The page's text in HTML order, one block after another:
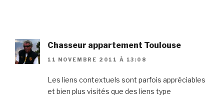
Chasseur appartement Toulouse
11 NOVEMBRE 2011 À 13:08
Les liens contextuels sont parfois appréciables
et bien plus visités que des liens type